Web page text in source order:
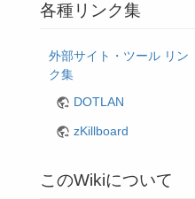
各種リンク集
外部サイト・ツール リン
ク集
DOTLAN
zKillboard
このWikiについて